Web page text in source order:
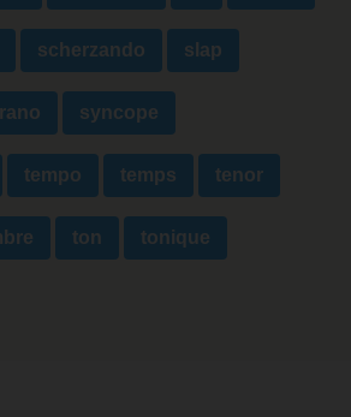
scherzando slap
syncope
tempo temps tenor
ton tonique